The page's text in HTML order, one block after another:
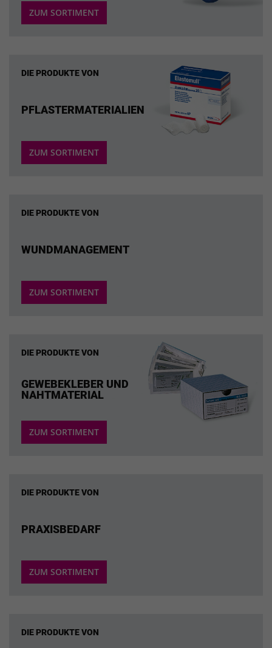
ZUM SORTIMENT
DIE PRODUKTE VON
PFLASTERMATERIALIEN
ZUM SORTIMENT
DIE PRODUKTE VON
WUNDMANAGEMENT
ZUM SORTIMENT
DIE PRODUKTE VON
GEWEBEKLEBER UND
NAHTMATERIAL
ZUM SORTIMENT
DIE PRODUKTE VON
PRAXISBEDARF
ZUM SORTIMENT
DIE PRODUKTE VON